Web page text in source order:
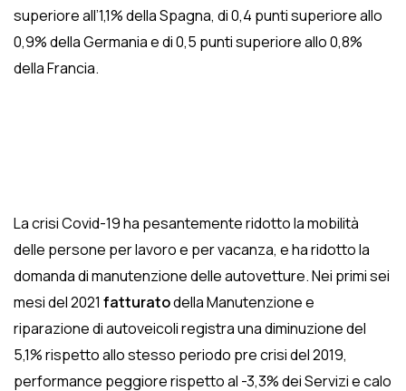
superiore all’1,1% della Spagna, di 0,4 punti superiore allo
0,9% della Germania e di 0,5 punti superiore allo 0,8%
della Francia.
La crisi Covid-19 ha pesantemente ridotto la mobilità
delle persone per lavoro e per vacanza, e ha ridotto la
domanda di manutenzione delle autovetture. Nei primi sei
mesi del 2021 fatturatodella Manutenzione e
riparazione di autoveicoli registra una diminuzione del
5,1% rispetto allo stesso periodo pre crisi del 2019,
performance peggiore rispetto al -3,3% dei Servizi e calo